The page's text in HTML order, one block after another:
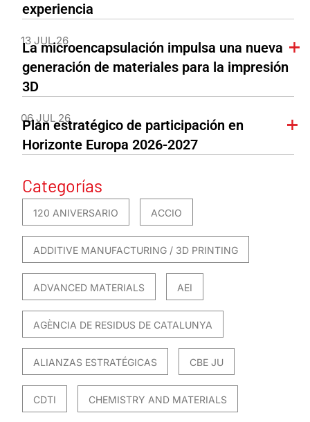
experiencia
13 JUL 26
La microencapsulación impulsa una nueva
generación de materiales para la impresión
3D
06 JUL 26
Plan estratégico de participación en
Horizonte Europa 2026-2027
Categorías
120 ANIVERSARIO ACCIO
ADDITIVE MANUFACTURING / 3D PRINTING
ADVANCED MATERIALS AEI
AGÈNCIA DE RESIDUS DE CATALUNYA
ALIANZAS ESTRATÉGICAS CBE JU
CDTI CHEMISTRY AND MATERIALS